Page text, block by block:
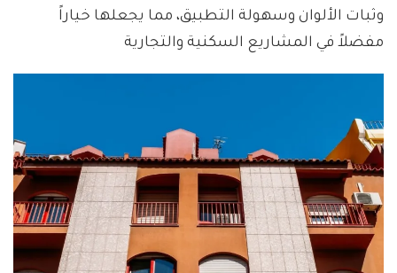
وثبات الألوان وسهولة التطبيق، مما يجعلها خياراً
مفضلاً في المشاريع السكنية والتجارية